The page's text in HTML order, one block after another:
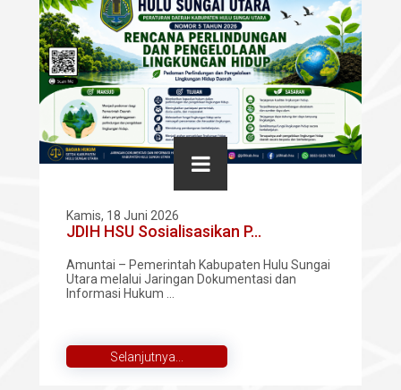
Kamis, 18 Juni 2026
JDIH HSU Sosialisasikan P...
Amuntai – Pemerintah Kabupaten Hulu Sungai
Utara melalui Jaringan Dokumentasi dan
Informasi Hukum ...
Selanjutnya...